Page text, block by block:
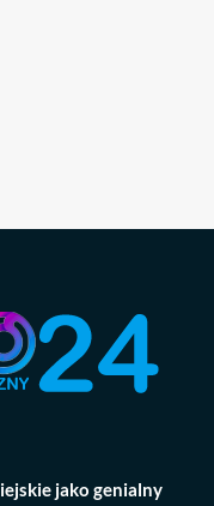
jako genialny